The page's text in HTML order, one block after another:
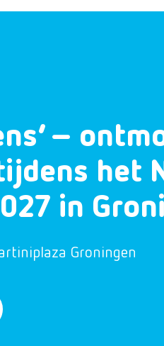
–
het
in
Groningen